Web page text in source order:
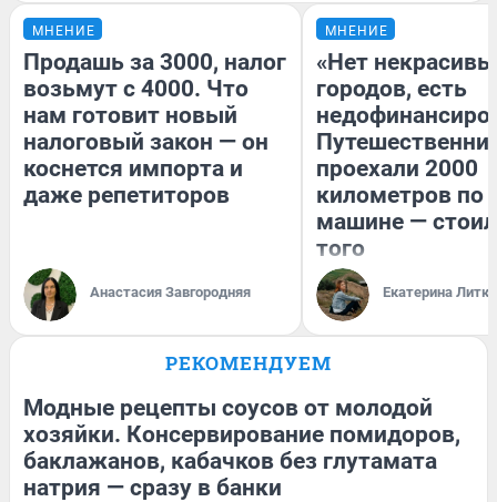
МНЕНИЕ
Продашь за 3000, налог
возьмут с 4000. Что
нам готовит новый
налоговый закон — он
коснется импорта и
даже репетиторов
Анастасия Завгородняя
МНЕНИЕ
«Нет
городов, есть
проехали 2000
километров по
машине —
того
Екатерина
РЕКОМЕНДУЕМ
Модные рецепты соусов от молодой
хозяйки. Консервирование помидоров,
баклажанов, кабачков без глутамата
натрия — сразу в банки